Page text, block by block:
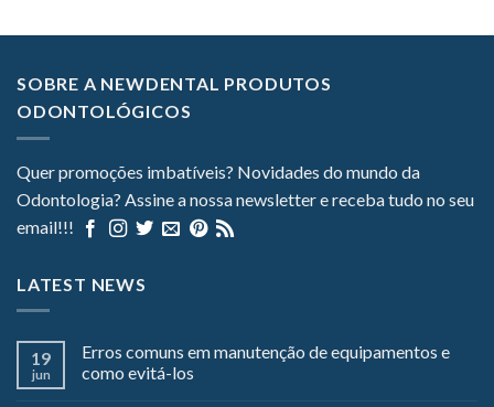
SOBRE A NEWDENTAL PRODUTOS
ODONTOLÓGICOS
Quer promoções imbatíveis? Novidades do mundo da
Odontologia? Assine a nossa newsletter e receba tudo no seu
email!!!
LATEST NEWS
19
jun
Erros comuns em manutenção de equipamentos e
como evitá-los